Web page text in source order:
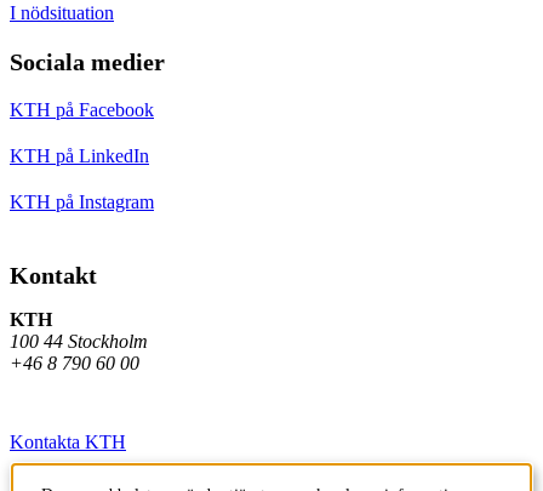
I nödsituation
Sociala medier
KTH på Facebook
KTH på LinkedIn
KTH på Instagram
Kontakt
KTH
100 44 Stockholm
+46 8 790 60 00
Kontakta KTH